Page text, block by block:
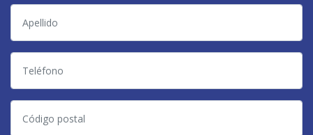
postal